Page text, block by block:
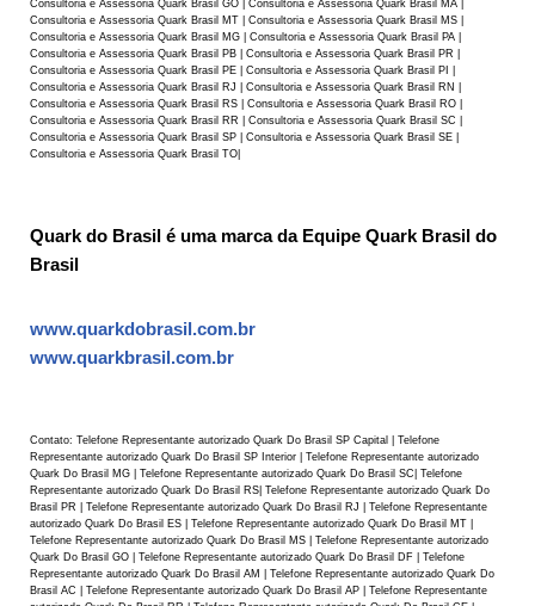
Consultoria e Assessoria Quark Brasil GO | Consultoria e Assessoria Quark Brasil MA |
Consultoria e Assessoria Quark Brasil MT | Consultoria e Assessoria Quark Brasil MS |
Consultoria e Assessoria Quark Brasil MG | Consultoria e Assessoria Quark Brasil PA |
Consultoria e Assessoria Quark Brasil PB | Consultoria e Assessoria Quark Brasil PR |
Consultoria e Assessoria Quark Brasil PE | Consultoria e Assessoria Quark Brasil PI |
Consultoria e Assessoria Quark Brasil RJ | Consultoria e Assessoria Quark Brasil RN |
Consultoria e Assessoria Quark Brasil RS | Consultoria e Assessoria Quark Brasil RO |
Consultoria e Assessoria Quark Brasil RR | Consultoria e Assessoria Quark Brasil SC |
Consultoria e Assessoria Quark Brasil SP | Consultoria e Assessoria Quark Brasil SE |
Consultoria e Assessoria Quark Brasil TO|
Quark do Brasil é uma marca da Equipe Quark Brasil do
Brasil
www.quarkdobrasil.com.br
www.quarkbrasil.com.br
Contato: Telefone Representante autorizado Quark Do Brasil SP Capital | Telefone
Representante autorizado Quark Do Brasil SP Interior | Telefone Representante autorizado
Quark Do Brasil MG | Telefone Representante autorizado Quark Do Brasil SC| Telefone
Representante autorizado Quark Do Brasil RS| Telefone Representante autorizado Quark Do
Brasil PR | Telefone Representante autorizado Quark Do Brasil RJ | Telefone Representante
autorizado Quark Do Brasil ES | Telefone Representante autorizado Quark Do Brasil MT |
Telefone Representante autorizado Quark Do Brasil MS | Telefone Representante autorizado
Quark Do Brasil GO | Telefone Representante autorizado Quark Do Brasil DF | Telefone
Representante autorizado Quark Do Brasil AM | Telefone Representante autorizado Quark Do
Brasil AC | Telefone Representante autorizado Quark Do Brasil AP | Telefone Representante